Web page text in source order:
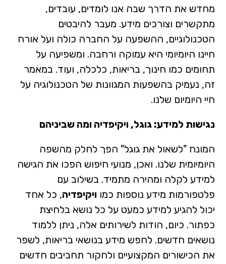
מחדש את הדרך שבה אנו לומדים, עובדים,
מתקשרים וצורכים מידע. מעבר להיבטים
הטכנולוגיים, ההשפעה על החברה כולה ועל אורח
חיינו היומיומי היא עמוקה ורחבה. ומשפיעה על
תחומים כמו חינוך, בריאות, כלכלה, ועוד. במאמר
זה, נעמיק בהשפעות המגוונות של הטכנולוגיה על
חיי היומיום שלנו.
נגישות למידע: גוגל, ויקיפדיה ומה שביניהם
המונח "לשאול את גוגל" הפך לחלק מהשפה
היומיומית שלנו. ואכן, מנועי חיפוש הפכו את הגישה
למידע לקלה ומהירה מתמיד. בשילוב עם
פלטפורמות מידע נוספות כמו ויקיפדיה, כל אחד
יכול להגיע למידע כמעט על כל נושא בלחיצת
כפתור. כיום, הודות לשירותים אלה, ניתן ללמוד
נושאים חדשים. לחפש מידע בנושאי בריאות, לשפר
את הכישורים המקצועיים ולחקור תחביבים חדשים